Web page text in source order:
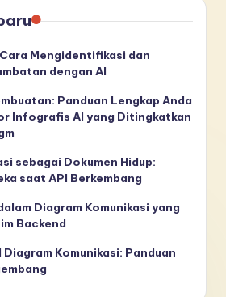
Mengidentifikasi dan
dengan AI
Panduan Lengkap Anda
Infografis AI yang Ditingkatkan
sebagai Dokumen Hidup:
saat API Berkembang
Diagram Komunikasi yang
Backend
Komunikasi: Panduan